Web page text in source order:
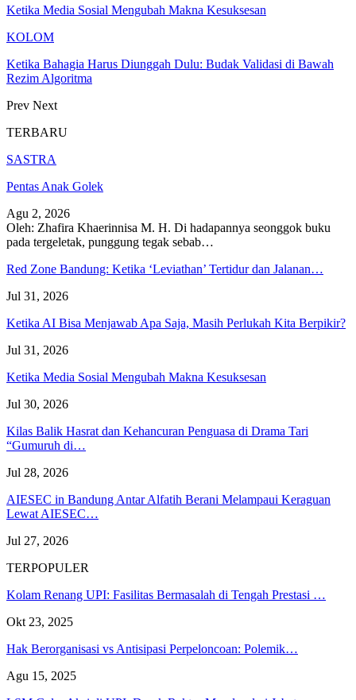
Ketika Media Sosial Mengubah Makna Kesuksesan
KOLOM
Ketika Bahagia Harus Diunggah Dulu: Budak Validasi di Bawah
Rezim Algoritma
Prev Next
TERBARU
SASTRA
Pentas Anak Golek
Agu 2, 2026
Oleh: Zhafira Khaerinnisa M. H. Di hadapannya seonggok buku
pada tergeletak, punggung tegak sebab…
Red Zone Bandung: Ketika ‘Leviathan’ Tertidur dan Jalanan…
Jul 31, 2026
Ketika AI Bisa Menjawab Apa Saja, Masih Perlukah Kita Berpikir?
Jul 31, 2026
Ketika Media Sosial Mengubah Makna Kesuksesan
Jul 30, 2026
Kilas Balik Hasrat dan Kehancuran Penguasa di Drama Tari
“Gumuruh di…
Jul 28, 2026
AIESEC in Bandung Antar Alfatih Berani Melampaui Keraguan
Lewat AIESEC…
Jul 27, 2026
TERPOPULER
Kolam Renang UPI: Fasilitas Bermasalah di Tengah Prestasi …
Okt 23, 2025
Hak Berorganisasi vs Antisipasi Perpeloncoan: Polemik…
Agu 15, 2025